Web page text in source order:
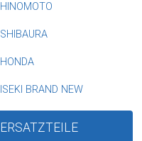
HINOMOTO
SHIBAURA
HONDA
ISEKI BRAND NEW
ERSATZTEILE